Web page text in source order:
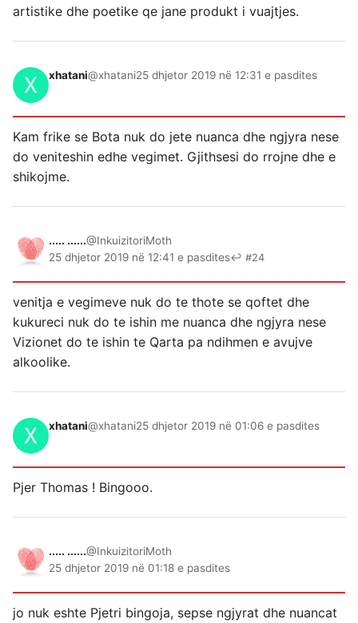
artistike dhe poetike qe jane produkt i vuajtjes.
xhatani@xhatani25 dhjetor 2019 në 12:31 e pasdites
Kam frike se Bota nuk do jete nuanca dhe ngjyra nese
do veniteshin edhe vegimet. Gjithsesi do rrojne dhe e
shikojme.
..... ......@InkuizitoriMoth
25 dhjetor 2019 në 12:41 e pasdites↩ #24
venitja e vegimeve nuk do te thote se qoftet dhe
kukureci nuk do te ishin me nuanca dhe ngjyra nese
Vizionet do te ishin te Qarta pa ndihmen e avujve
alkoolike.
xhatani@xhatani25 dhjetor 2019 në 01:06 e pasdites
Pjer Thomas ! Bingooo.
..... ......@InkuizitoriMoth
25 dhjetor 2019 në 01:18 e pasdites
jo nuk eshte Pjetri bingoja, sepse ngjyrat dhe nuancat